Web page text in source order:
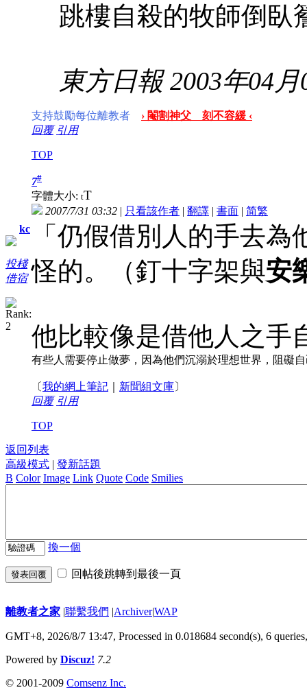
跳樓自殺的牧師倒臥
東方日報 2003年04月
支持鼓勵每位離教者
› 閹割神父 刻不容緩 ‹
回覆 引用
TOP
kc
投棧
借宿
7#
字體大小: tT
2007/7/31 03:32 | 只看該作者 | 翻譯 | 書面 | 简繁
「仍假借別人的手去
怪的。（釘十字架與安
他比較像是借他人之手
有些人需要停止做夢，因為他們沉溺於理想世界，阻礙
〔我的網上筆記 新聞組文庫〕
回覆 引用
TOP
返回列表
高級模式 | 發新話題
B Color Image Link Quote Code Smilies
換一個
發表回覆 回帖後跳轉到最後一頁
離教者之家 |聯繫我們 |Archiver|WAP
GMT+8, 2026/8/7 13:47, Processed in 0.018684 second(s), 6
Powered by Discuz! 7.2
© 2001-2009 Comsenz Inc.